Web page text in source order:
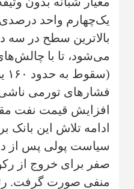
بالاترین سطح در
می‌شود، تا با
فشارهای تورمی
افزایش قیمت نفت
ادامه تلاش این
سیاست پولی پس از
صفر برای خروج از
منفی صورت گرفت.